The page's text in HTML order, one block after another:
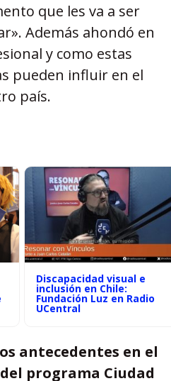
que les va a ser
Además ahondó en
y como estas
pueden influir en el
país.
Discapacidad visual e
inclusión en Chile:
Fundación Luz en Radio
UCentral
antecedentes en el
programa Ciudad